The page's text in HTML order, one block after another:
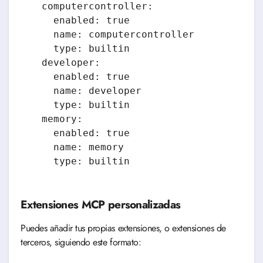
  computercontroller:
    enabled: true
    name: computercontroller
    type: builtin
  developer:
    enabled: true
    name: developer
    type: builtin
  memory:
    enabled: true
    name: memory
    type: builtin
Extensiones MCP personalizadas
Puedes añadir tus propias extensiones, o extensiones de
terceros, siguiendo este formato: